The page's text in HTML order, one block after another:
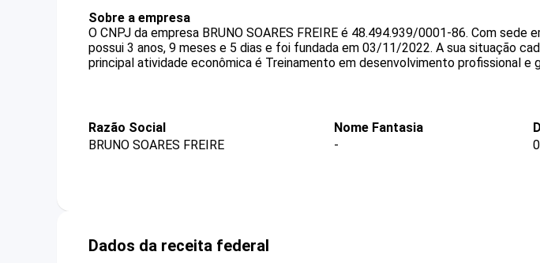
Sobre a empresa
O CNPJ da empresa BRUNO SOARES FREIRE é 48.494.939/0001-86. Com sede
possui 3 anos, 9 meses e 5 dias e foi fundada em 03/11/2022. A sua situação
principal atividade econômica é Treinamento em desenvolvimento profissional e
Razão Social
BRUNO SOARES FREIRE
Nome Fantasia
-
Dados da receita federal